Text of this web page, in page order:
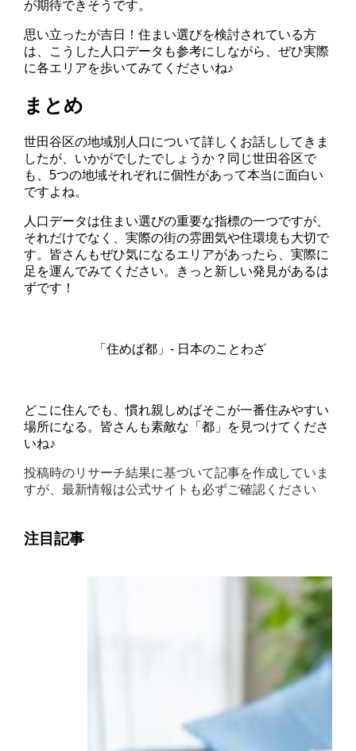
が期待できそうです。
思い立ったが吉日！住まい選びを検討されている方
は、こうした人口データも参考にしながら、ぜひ実際
に各エリアを歩いてみてくださいね♪
まとめ
世田谷区の地域別人口について詳しくお話ししてきま
したが、いかがでしたでしょうか？同じ世田谷区で
も、5つの地域それぞれに個性があって本当に面白い
ですよね。
人口データは住まい選びの重要な指標の一つですが、
それだけでなく、実際の街の雰囲気や住環境も大切で
す。皆さんもぜひ気になるエリアがあったら、実際に
足を運んでみてください。きっと新しい発見があるは
ずです！
「住めば都」- 日本のことわざ
どこに住んでも、慣れ親しめばそこが一番住みやすい
場所になる。皆さんも素敵な「都」を見つけてくださ
いね♪
投稿時のリサーチ結果に基づいて記事を作成していま
すが、最新情報は公式サイトも必ずご確認ください
注目記事